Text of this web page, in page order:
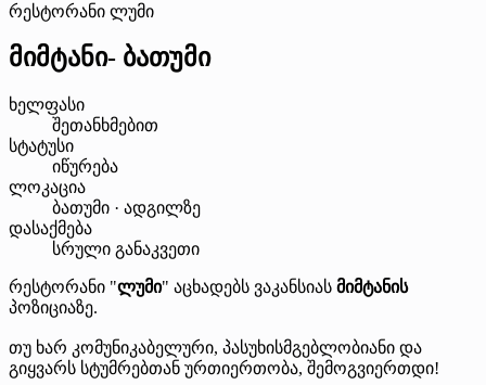
რესტორანი ლუმი
მიმტანი- ბათუმი
ხელფასი
შეთანხმებით
სტატუსი
იწურება
ლოკაცია
ბათუმი · ადგილზე
დასაქმება
სრული განაკვეთი
რესტორანი "ლუმი" აცხადებს ვაკანსიას მიმტანის
პოზიციაზე.
თუ ხარ კომუნიკაბელური, პასუხისმგებლობიანი და
გიყვარს სტუმრებთან ურთიერთობა, შემოგვიერთდი!